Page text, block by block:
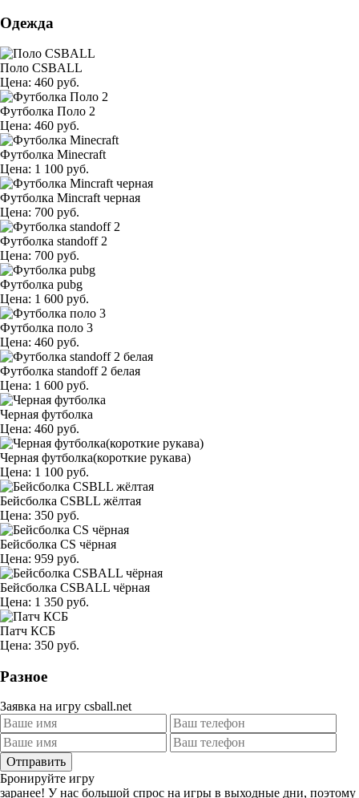
Одежда
Поло CSBALL
Цена: 460 руб.
Футболка Поло 2
Цена: 460 руб.
Футболка Minecraft
Цена: 1 100 руб.
Футболка Mincraft черная
Цена: 700 руб.
Футболка standoff 2
Цена: 700 руб.
Футболка pubg
Цена: 1 600 руб.
Футболка поло 3
Цена: 460 руб.
Футболка standoff 2 белая
Цена: 1 600 руб.
Черная футболка
Цена: 460 руб.
Черная футболка(короткие рукава)
Цена: 1 100 руб.
Бейсболка CSBLL жёлтая
Цена: 350 руб.
Бейсболка CS чёрная
Цена: 959 руб.
Бейсболка CSBALL чёрная
Цена: 1 350 руб.
Патч КСБ
Цена: 350 руб.
Разное
Заявка на игру csball.net
Отправить
Бронируйте игру
заранее! У нас большой спрос на игры в выходные дни, поэтому